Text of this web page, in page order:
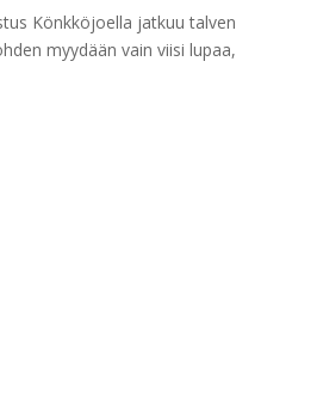
Könkköjoella jatkuu talven
myydään vain viisi lupaa,